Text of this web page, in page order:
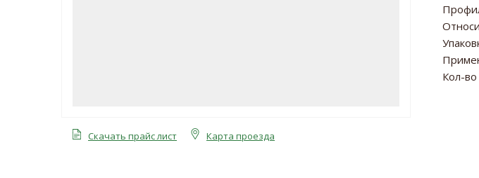
Скачать прайс лист Карта проезда
Кол-во